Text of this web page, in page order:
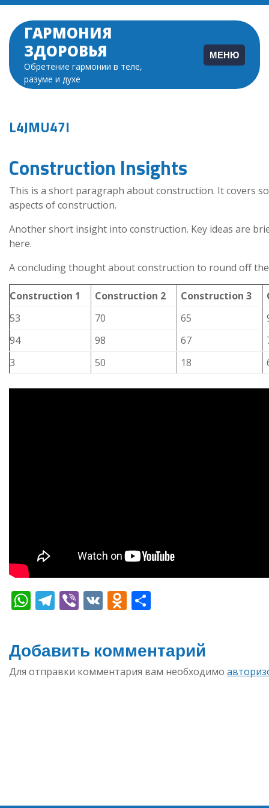
Перейти
содержимому
ГАРМОНИЯ
ЗДОРОВЬЯ
Обретение гармонии в теле,
разуме и духе
МЕНЮ
L4JMU47I
Construction Insights
This is a short paragraph about construction. It covers
aspects of construction.
Another short insight into construction. Key ideas are
here.
A concluding thought about construction to round off
Construction 1 Construction 2 Construction 3
53
70 65
94
98 67
3
50 18
WhatsApp
Telegram
Viber
VK Odnoklassniki
Добавить комментарий
Для отправки комментария вам необходимо